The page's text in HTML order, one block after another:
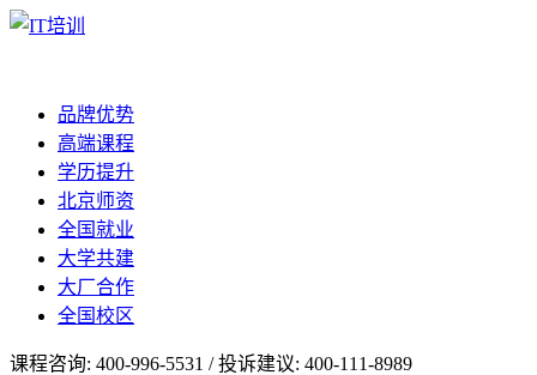
品牌优势
高端课程
学历提升
北京师资
全国就业
大学共建
大厂合作
全国校区
课程咨询: 400-996-5531 / 投诉建议: 400-111-8989